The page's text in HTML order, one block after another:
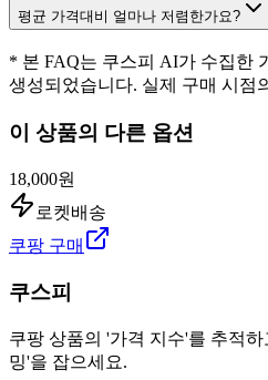
평균 가격대비 얼마나 저렴한가요?
* 본 FAQ는 쿠스피 AI가 수집한
생성되었습니다. 실제 구매 시점
이 상품의 다른 옵션
18,000원
로켓배송
쿠팡 구매
쿠스피
쿠팡 상품의 '가격 지수'를 추적하
밍'을 잡으세요.